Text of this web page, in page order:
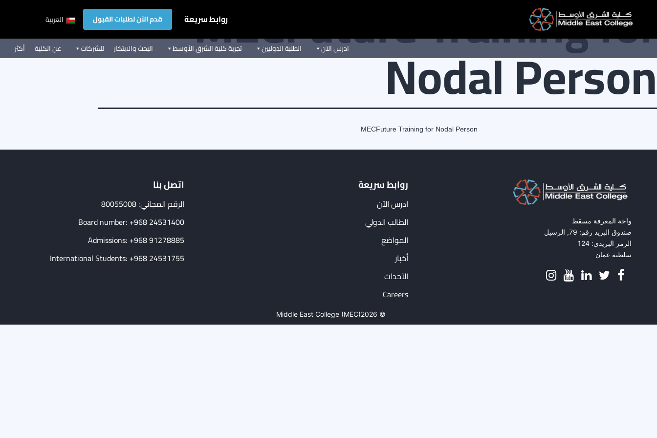
روابط سريعة قدم الآن لطلبات القبول العربية
ادرس الآن الطلبة الدوليين تجربة كلية الشرق الأوسط البحث والابتكار للشركات عن الكلية أكثر MECFuture Training for
Nodal Person
MECFuture Training for Nodal Person
واحة المعرفة مسقط
صندوق البريد رقم: 79, الرسيل
الرمز البريدي: 124
سلطنة عمان
روابط سريعة
ادرس الآن
الطالب الدولي
المواضع
أخبار
الأحداث
Careers
اتصل بنا
الرقم المجاني: 80055008
Board number: +968 24531400
Admissions: +968 91278885
International Students: +968 24531755
© 2026
Middle East College (MEC)